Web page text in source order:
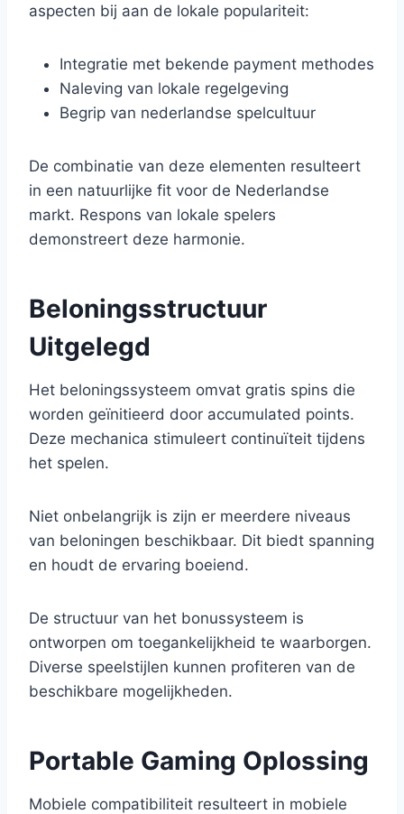
aspecten bij aan de lokale populariteit:
Integratie met bekende payment methodes
Naleving van lokale regelgeving
Begrip van nederlandse spelcultuur
De combinatie van deze elementen resulteert
in een natuurlijke fit voor de Nederlandse
markt. Respons van lokale spelers
demonstreert deze harmonie.
Beloningsstructuur
Uitgelegd
Het beloningssysteem omvat gratis spins die
worden geïnitieerd door accumulated points.
Deze mechanica stimuleert continuïteit tijdens
het spelen.
Niet onbelangrijk is zijn er meerdere niveaus
van beloningen beschikbaar. Dit biedt spanning
en houdt de ervaring boeiend.
De structuur van het bonussysteem is
ontworpen om toegankelijkheid te waarborgen.
Diverse speelstijlen kunnen profiteren van de
beschikbare mogelijkheden.
Portable Gaming Oplossing
Mobiele compatibiliteit resulteert in mobiele